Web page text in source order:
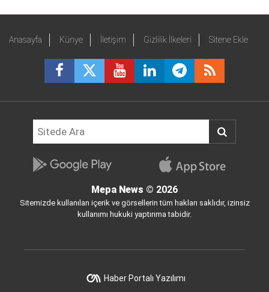
Anasayfa Künye İletişim Gizlilik İlkeleri Sitene Ekle
Mepa News © 2026
Sitemizde kullanılan içerik ve görsellerin tüm hakları saklıdır, izinsiz
kullanımı hukuki yaptırıma tabidir.
Haber Portalı Yazılımı